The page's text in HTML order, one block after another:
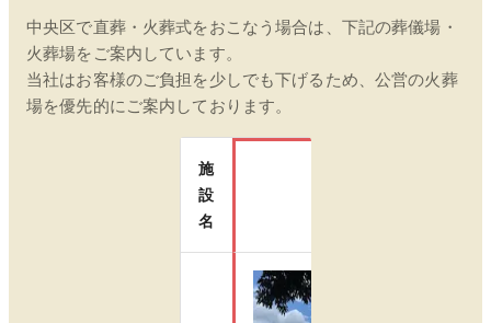
中央区で直葬・火葬式をおこなう場合は、下記の葬儀場・
火葬場をご案内しています。
当社はお客様のご負担を少しでも下げるため、公営の火葬
場を優先的にご案内しております。
施
設
名